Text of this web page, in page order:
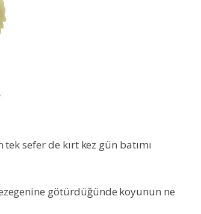
sefer de kırt kez gün batımı
götürdüğünde koyunun ne